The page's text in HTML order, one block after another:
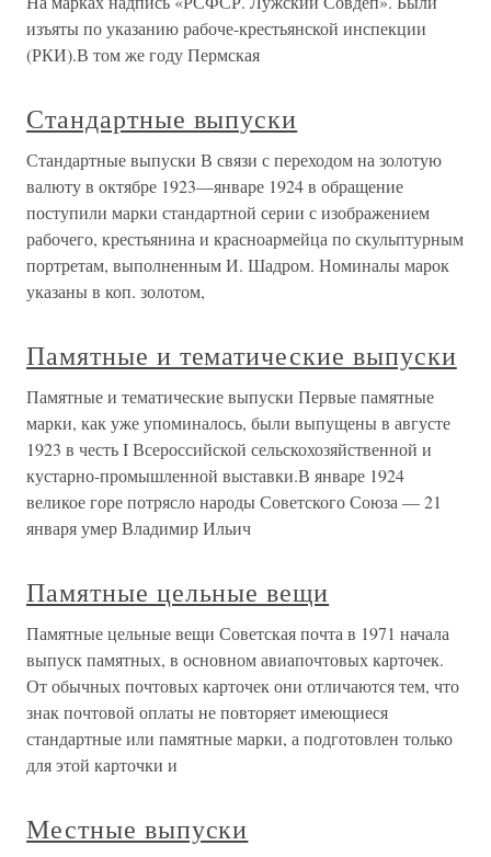
изъяты по указанию рабоче-крестьянской инспекции
(РКИ).В том же году Пермская
Стандартные выпуски
Стандартные выпуски В связи с переходом на золотую
валюту в октябре 1923—январе 1924 в обращение
поступили марки стандартной серии с изображением
рабочего, крестьянина и красноармейца по скульптурным
портретам, выполненным И. Шадром. Номиналы марок
указаны в коп. золотом,
Памятные и тематические выпуски
Памятные и тематические выпуски Первые памятные
марки, как уже упоминалось, были выпущены в августе
1923 в честь I Всероссийской сельскохозяйственной и
кустарно-промышленной выставки.В январе 1924
великое горе потрясло народы Советского Союза — 21
января умер Владимир Ильич
Памятные цельные вещи
Памятные цельные вещи Советская почта в 1971 начала
выпуск памятных, в основном авиапочтовых карточек.
От обычных почтовых карточек они отличаются тем, что
знак почтовой оплаты не повторяет имеющиеся
стандартные или памятные марки, а подготовлен только
для этой карточки и
Местные выпуски